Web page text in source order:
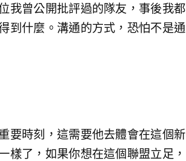
我曾公開批評過的隊友，事後我都
到什麼。溝通的方式，恐怕不是通
要時刻，這需要他去體會在這個新
樣了，如果你想在這個聯盟立足，